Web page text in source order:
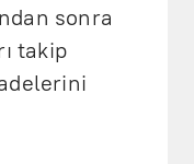
sonra
takip